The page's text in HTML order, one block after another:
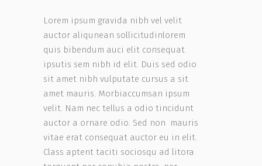
Lorem ipsum gravida nibh vel velit
auctor aliqunean sollicitudinlorem
quis bibendum auci elit consequat
ipsutis sem nibh id elit. Duis sed odio
sit amet nibh vulputate cursus a sit
amet mauris. Morbiaccumsan ipsum
velit. Nam nec tellus a odio tincidunt
auctor a ornare odio. Sed non mauris
vitae erat consequat auctor eu in elit.
Class aptent taciti sociosqu ad litora